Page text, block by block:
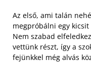
Az első, ami talán
megpróbálni egy
Nem szabad
vettünk részt, így a
fejünkkel még alvás